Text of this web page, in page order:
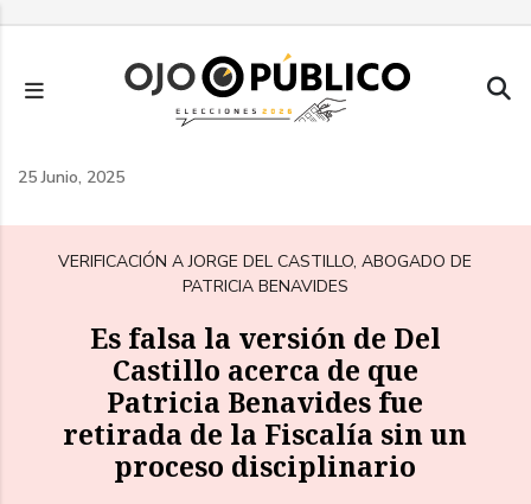
principal
25 Junio, 2025
VERIFICACIÓN A JORGE DEL CASTILLO, ABOGADO DE
PATRICIA BENAVIDES
Es falsa la versión de Del
Castillo acerca de que
Patricia Benavides fue
retirada de la Fiscalía sin un
proceso disciplinario